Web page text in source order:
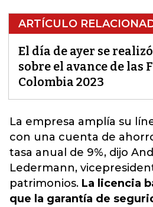
ARTÍCULO
El día de ayer se
sobre el avance de las
Colombia 2023
La empresa amplía su
con una cuenta de
tasa anual de 9%, dijo
Ledermann,
patrimonios. La licencia
que la garantía de